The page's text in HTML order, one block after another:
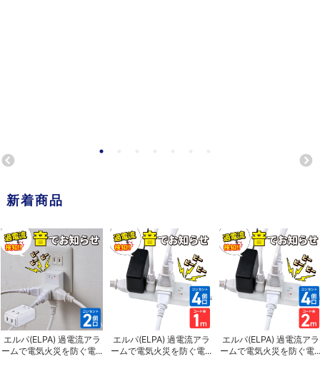
新着商品
エルパ(ELPA) 過電流アラ
ームで電気火災を防ぐ電...
エルパ(ELPA) 過電流アラ
ームで電気火災を防ぐ電...
エルパ(ELPA) 過電流アラ
ームで電気火災を防ぐ電